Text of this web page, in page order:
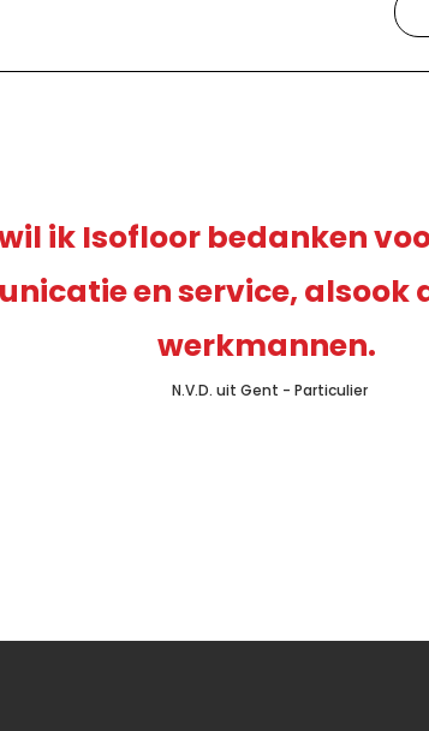
ik Isofloor bedanken
en service, alsook
werkmannen.
N.V.D. uit Gent - Particulier